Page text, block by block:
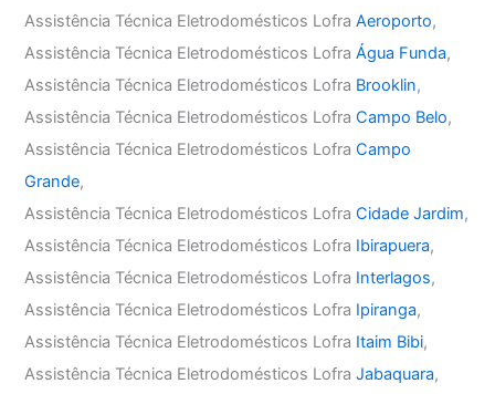
Assistência Técnica Eletrodomésticos LofraAeroporto,
Assistência Técnica Eletrodomésticos LofraÁgua Funda,
Assistência Técnica Eletrodomésticos Lofra Brooklin,
Assistência Técnica Eletrodomésticos LofraCampo Belo,
Assistência Técnica Eletrodomésticos LofraCampo
Grande,
Assistência Técnica Eletrodomésticos LofraCidade Jardim,
Assistência Técnica Eletrodomésticos Lofra Ibirapuera,
Assistência Técnica Eletrodomésticos Lofra Interlagos,
Assistência Técnica Eletrodomésticos Lofra Ipiranga,
Assistência Técnica Eletrodomésticos Lofra Itaim Bibi,
Assistência Técnica Eletrodomésticos LofraJabaquara,